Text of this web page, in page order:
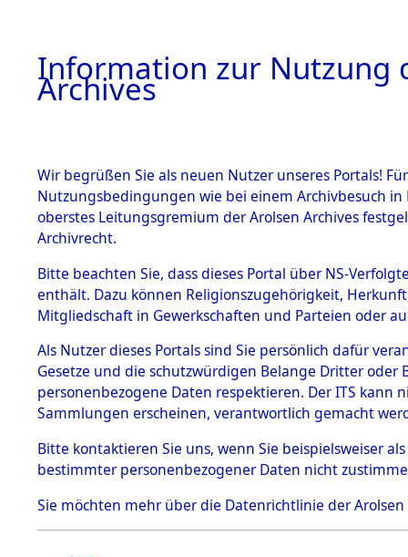
BESTÄNDE
1.
mente
5. Verschiedenes
5.3
Todesmärsche
5.3.1 Alliierte
Erhebungen
zu
Todesmärsch
en
5.3.2
Dead -
Branch -
Information zur Nutzung
Archives
Wir begrüßen Sie als neuen Nutzer unseres Portals!
Nutzungsbedingungen wie bei einem Archivbesuch
oberstes Leitungsgremium der Arolsen Archives
Archivrecht.
Bitte beachten Sie, dass dieses Portal über NS-
enthält. Dazu können Religionszugehörigkeit,
Mitgliedschaft in Gewerkschaften und Parteien oder
Als Nutzer dieses Portals sind Sie persönlich dafür
Gesetze und die schutzwürdigen Belange Dritter
personenbezogene Daten respektieren. Der ITS
Sammlungen erscheinen, verantwortlich gemacht
Bitte kontaktieren Sie uns, wenn Sie beispielsweiser
bestimmter personenbezogener Daten nicht
Sie möchten mehr über die Datenrichtlinie der Arolsen